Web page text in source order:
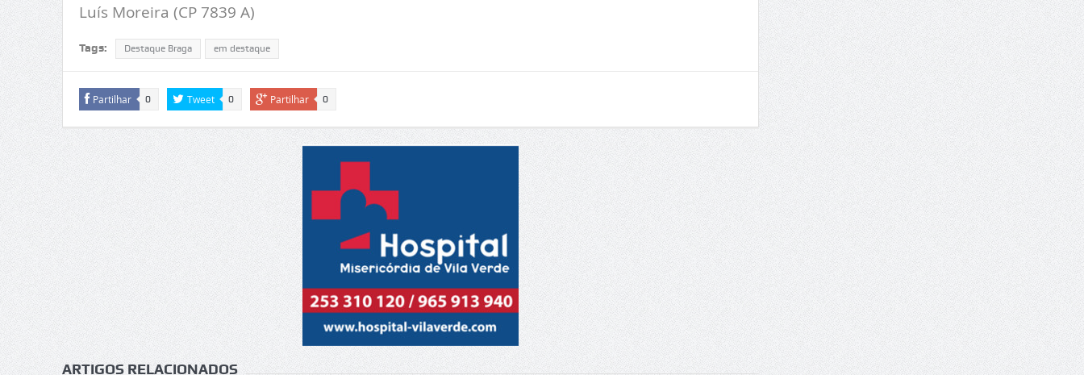
Luís Moreira (CP 7839 A)
Tags: Destaque Braga em destaque
Partilhar 0 Tweet 0 Partilhar 0
ARTIGOS RELACIONADOS